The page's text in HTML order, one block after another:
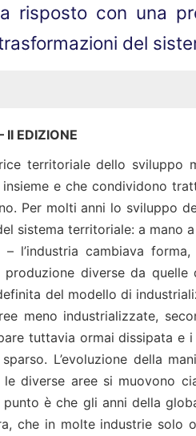
risposto con una
del
II EDIZIONE
territoriale dello sviluppo
e che condividono
Per molti anni lo sviluppo
sistema territoriale: a mano
l’industria cambiava
diverse da
del modello di
meno industrializzate,
tuttavia ormai dissipata e
L’evoluzione della
diverse aree si muovono
è che gli anni della
che in molte industrie solo